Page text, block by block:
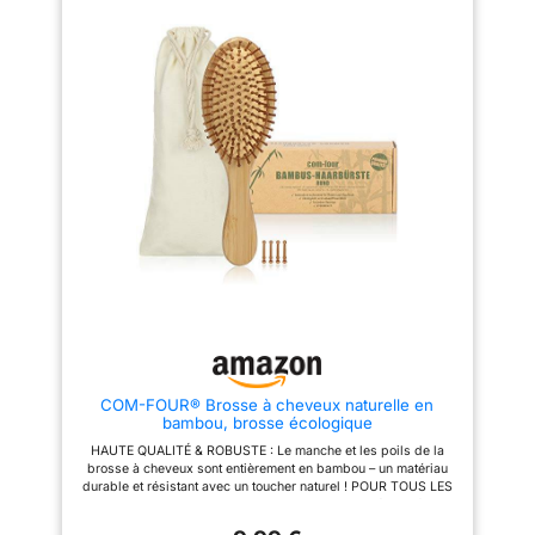
les cheveux, minimisant la
casse et les pointes fourchues.
Leur nature douce garantit que
les cheveux sont démêlés sans
tirer ou endommager
excessivement. Stimulation du
cuir chevelu : le brossage avec
des poils de sanglier stimule le
croissance plus saine des
cheveux. Cette circulation
accrue peut également aider à
fournir des nutriments
essentiels aux follicules pileux.
statique : en lissant la cuticule
des cheveux et en répartissant
uniformément les huiles, cette
brosse à cheveux en poils de
sanglier aide à lutter contre les
frisottis et à réduire l'électricité
statique, résultant en des
cheveux plus lisses et plus
femme est composée à 70 % de
paille de blé. De plus,
l'emballage est sans plastique,
ce qui signifie que la brosse
laisse une faible empreinte
rend soyeux. BROSSE
DÉMÊLANTE SUPER
magique s'adapte parfaitement
à la forme de votre tête. Grâce
aux agréables picots de
la brosse poil de sanglier anti-
COM-FOUR® Brosse à cheveux naturelle en
bambou, brosse écologique
HAUTE QUALITÉ & ROBUSTE : Le manche et les poils de la
brosse à cheveux sont entièrement en bambou – un matériau
durable et résistant avec un toucher naturel ! POUR TOUS LES